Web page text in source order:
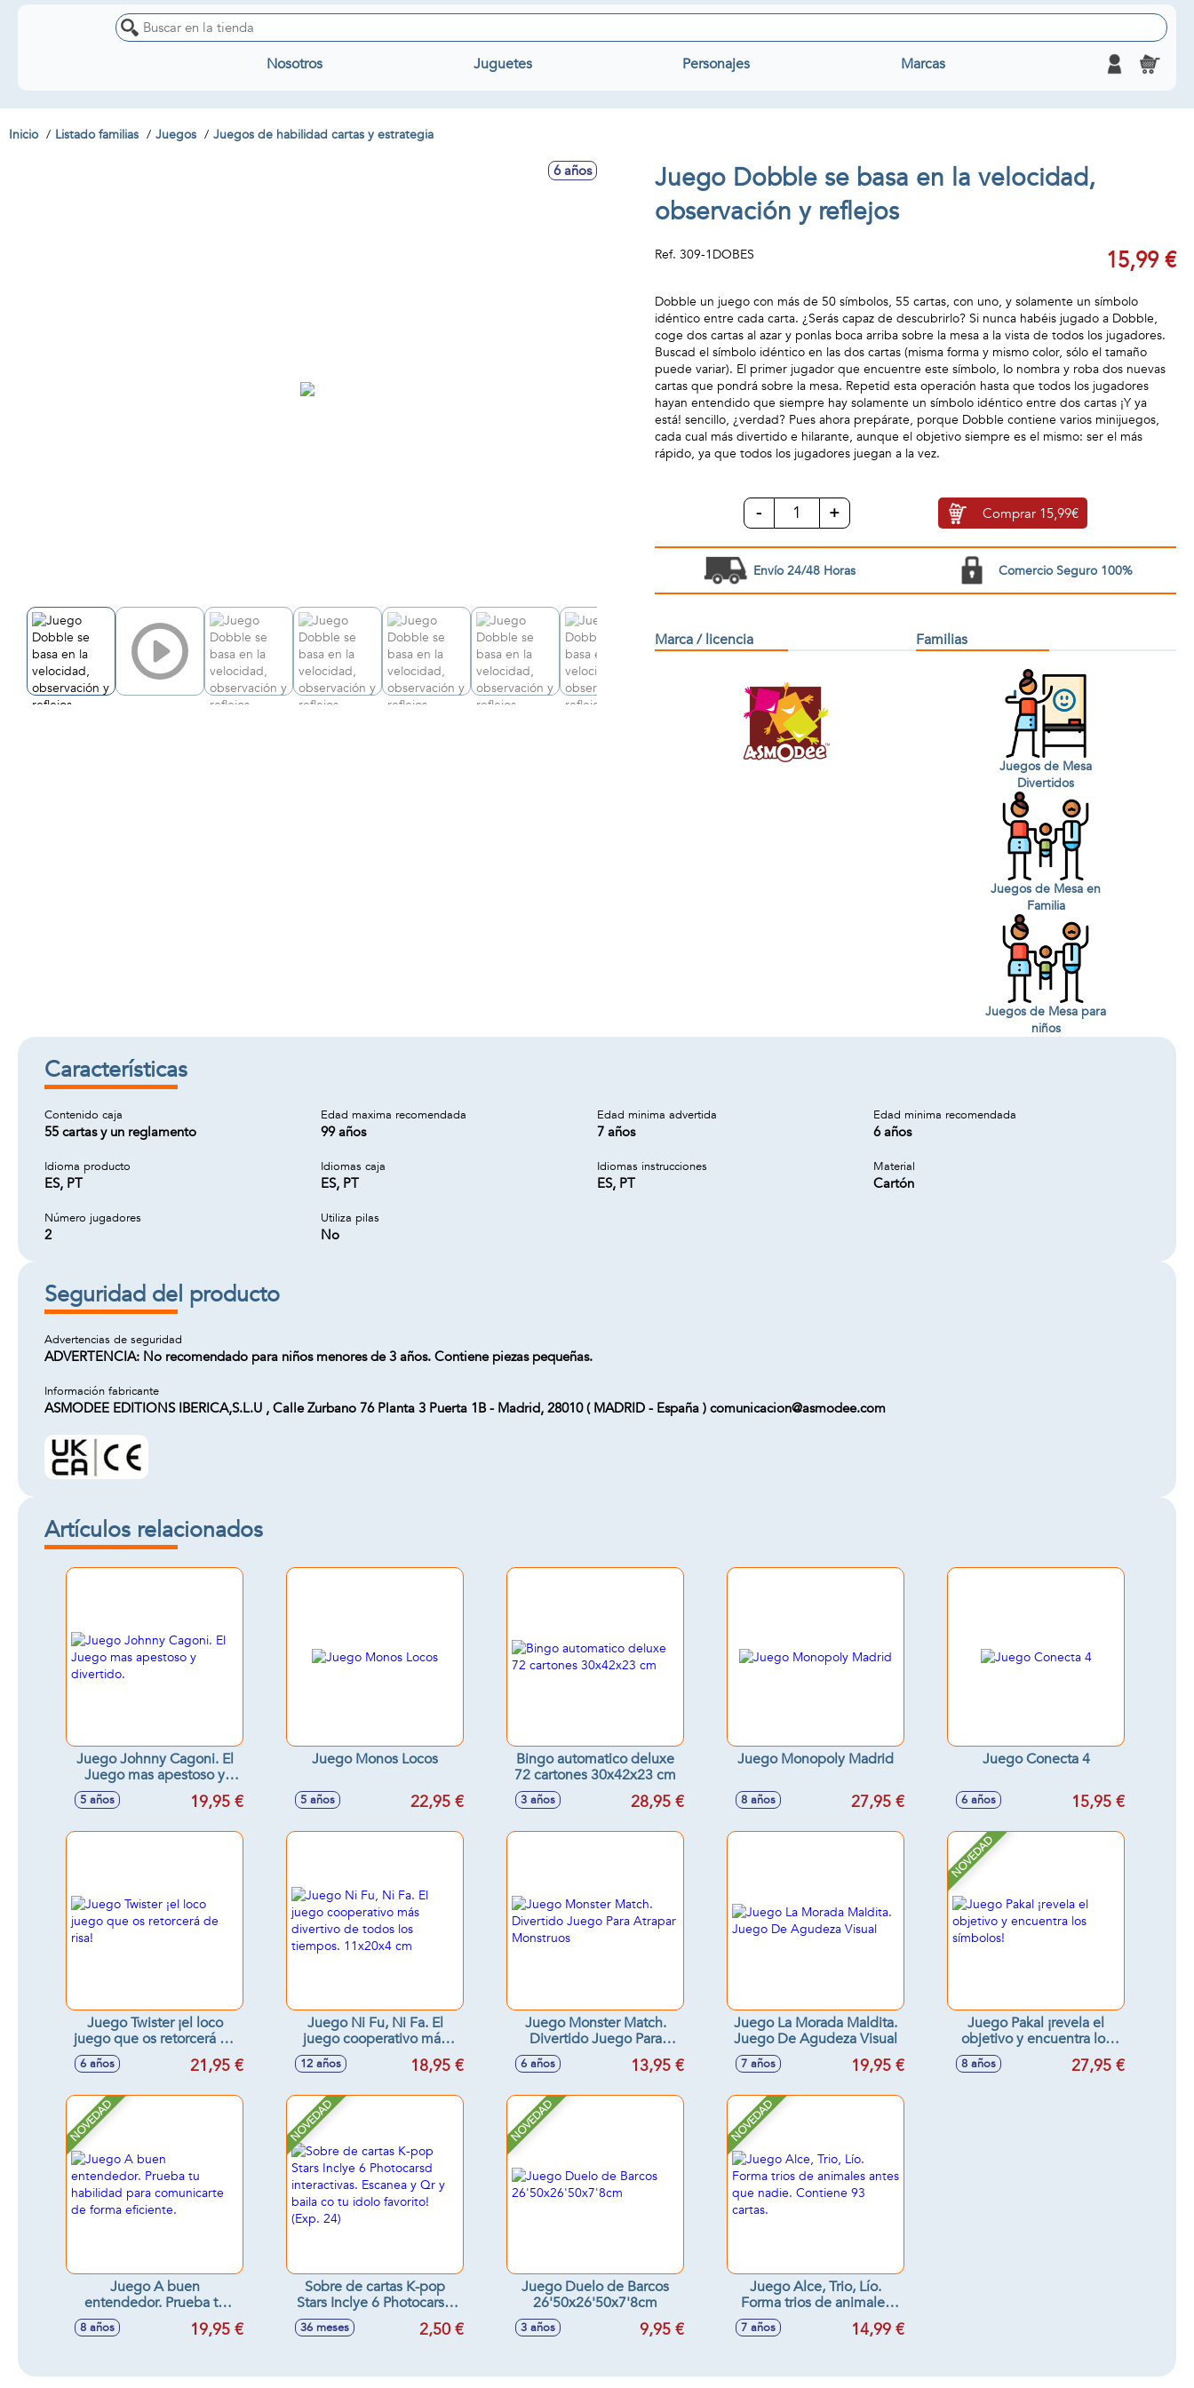
Nosotros Juguetes Personajes Marcas
Inicio Listado familias Juegos Juegos de habilidad cartas y estrategia
6 años
Juego Dobble se basa en la velocidad,
observación y reflejos
Ref. 309-1DOBES 15,99 €
Dobble un juego con más de 50 símbolos, 55 cartas, con uno, y solamente un símbolo
idéntico entre cada carta. ¿Serás capaz de descubrirlo? Si nunca habéis jugado a Dobble,
coge dos cartas al azar y ponlas boca arriba sobre la mesa a la vista de todos los jugadores.
Buscad el símbolo idéntico en las dos cartas (misma forma y mismo color, sólo el tamaño
puede variar). El primer jugador que encuentre este símbolo, lo nombra y roba dos nuevas
cartas que pondrá sobre la mesa. Repetid esta operación hasta que todos los jugadores
hayan entendido que siempre hay solamente un símbolo idéntico entre dos cartas ¡Y ya
está! sencillo, ¿verdad? Pues ahora prepárate, porque Dobble contiene varios minijuegos,
cada cual más divertido e hilarante, aunque el objetivo siempre es el mismo: ser el más
rápido, ya que todos los jugadores juegan a la vez.
- + Comprar 15,99€
Envío 24/48 Horas Comercio Seguro 100%
Marca / licencia Familias
Juegos de Mesa
Divertidos
Juegos de Mesa en
Familia
Juegos de Mesa para
niños
Características
Contenido caja
55 cartas y un reglamento
Edad maxima recomendada
99 años
Edad minima advertida
7 años
Edad minima recomendada
6 años
Idioma producto
ES, PT
Idiomas caja
ES, PT
Idiomas instrucciones
ES, PT
Material
Cartón
Número jugadores
2
Utiliza pilas
No
Seguridad del producto
Advertencias de seguridad
ADVERTENCIA: No recomendado para niños menores de 3 años. Contiene piezas pequeñas.
Información fabricante
ASMODEE EDITIONS IBERICA,S.L.U , Calle Zurbano 76 Planta 3 Puerta 1B - Madrid, 28010 ( MADRID - España ) comunicacion@asmodee.com
Artículos relacionados
Juego Johnny Cagoni. El
Juego mas apestoso y
5 años 19,95 €
Juego Monos Locos
5 años 22,95 €
Bingo automatico deluxe
72 cartones 30x42x23 cm
3 años 28,95 €
Juego Monopoly Madrid
8 años 27,95 €
Juego Conecta 4
6 años 15,95 €
Juego Twister ¡el loco
juego que os retorcerá de
6 años 21,95 €
Juego Ni Fu, Ni Fa. El
juego cooperativo más
divertivo de todos los
tiempos. 11x20x4 cm
12 años 18,95 €
Juego Monster Match.
Divertido Juego Para
Atrapar Monstruos
6 años 13,95 €
Juego La Morada Maldita.
Juego De Agudeza Visual
7 años 19,95 €
NOVEDAD
Juego Pakal ¡revela el
objetivo y encuentra los
8 años 27,95 €
NOVEDAD
Juego A buen
entendedor. Prueba tu
habilidad para
comunicarte de forma
8 años 19,95 €
NOVEDAD
Sobre de cartas K-pop
Stars Inclye 6 Photocarsd
interactivas. Escanea y Qr
y baila co tu idolo favorito!
36 meses 2,50 €
NOVEDAD
Juego Duelo de Barcos
26'50x26'50x7'8cm
3 años 9,95 €
NOVEDAD
Juego Alce, Trio, Lío.
Forma trios de animales
antes que nadie. Contiene
7 años 14,99 €